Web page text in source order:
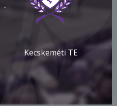
-
Kecskeméti TE